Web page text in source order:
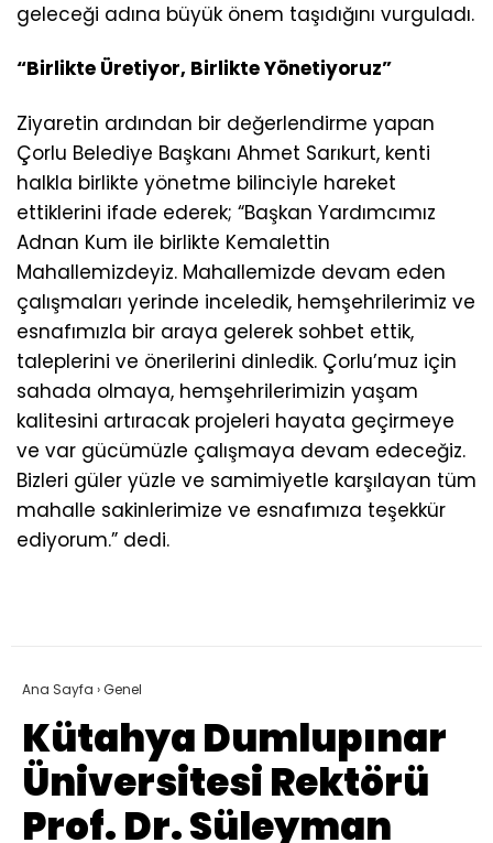
geleceği adına büyük önem taşıdığını vurguladı.
“Birlikte Üretiyor, Birlikte Yönetiyoruz”
Ziyaretin ardından bir değerlendirme yapan
Çorlu Belediye Başkanı Ahmet Sarıkurt, kenti
halkla birlikte yönetme bilinciyle hareket
ettiklerini ifade ederek; “Başkan Yardımcımız
Adnan Kum ile birlikte Kemalettin
Mahallemizdeyiz. Mahallemizde devam eden
çalışmaları yerinde inceledik, hemşehrilerimiz ve
esnafımızla bir araya gelerek sohbet ettik,
taleplerini ve önerilerini dinledik. Çorlu’muz için
sahada olmaya, hemşehrilerimizin yaşam
kalitesini artıracak projeleri hayata geçirmeye
ve var gücümüzle çalışmaya devam edeceğiz.
Bizleri güler yüzle ve samimiyetle karşılayan tüm
mahalle sakinlerimize ve esnafımıza teşekkür
ediyorum.” dedi.
Ana Sayfa ›Genel
Kütahya Dumlupınar
Üniversitesi Rektörü
Prof. Dr. Süleyman